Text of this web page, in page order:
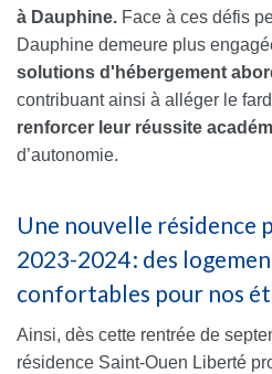
à Dauphine. Face à ces défis
Dauphine demeure plus
solutions d'hébergement
contribuant ainsi à alléger le
renforcer leur réussite
d’autonomie.
Une nouvelle résidence
2023-2024: des
confortables pour nos
Ainsi, dès cette rentrée de
résidence Saint-Ouen Liberté